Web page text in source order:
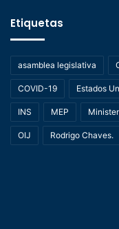
Etiquetas
asamblea legislativa
COVID-19 Estados
INS MEP
OIJ Rodrigo Chaves.